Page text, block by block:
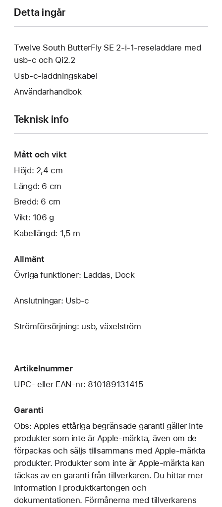
Detta ingår
Twelve South ButterFly SE 2-i-1-reseladdare med
usb-c och Qi2.2
Usb-c-laddningskabel
Användarhandbok
Teknisk info
Mått och vikt
Höjd: 2,4 cm
Längd: 6 cm
Bredd: 6 cm
Vikt: 106 g
Kabellängd: 1,5 m
Allmänt
Övriga funktioner: Laddas, Dock
Anslutningar: Usb‑c
Strömförsörjning: usb, växelström
Artikelnummer
UPC- eller EAN-nr: 810189131415
Garanti
Obs: Apples ettåriga begränsade garanti gäller inte
produkter som inte är Apple-märkta, även om de
förpackas och säljs tillsammans med Apple-märkta
produkter. Produkter som inte är Apple-märkta kan
täckas av en garanti från tillverkaren. Du hittar mer
information i produktkartongen och
dokumentationen. Förmånerna med tillverkarens